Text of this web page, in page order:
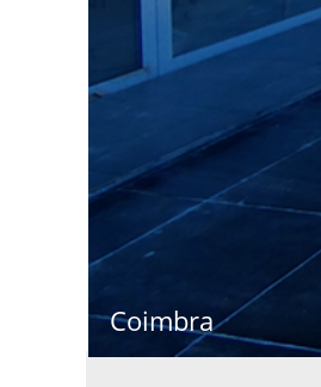
Coimbra